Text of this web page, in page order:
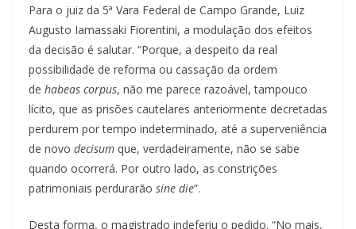
Para o juiz da 5ª Vara Federal de Campo Grande, Luiz
Augusto Iamassaki Fiorentini, a modulação dos efeitos
da decisão é salutar. “Porque, a despeito da real
possibilidade de reforma ou cassação da ordem
de habeas corpus, não me parece razoável, tampouco
lícito, que as prisões cautelares anteriormente decretadas
perdurem por tempo indeterminado, até a superveniência
de novo decisum que, verdadeiramente, não se sabe
quando ocorrerá. Por outro lado, as constrições
patrimoniais perdurarão sine die”.
Desta forma, o magistrado indeferiu o pedido. “No mais,